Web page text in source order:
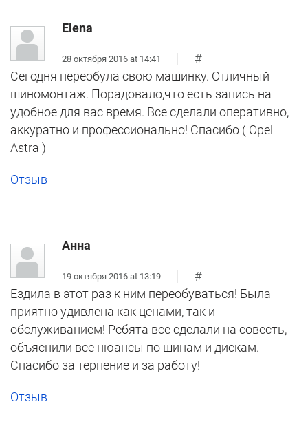
Elena
28 октября 2016 at 14:41
#
Сегодня переобула свою машинку. Отличный
шиномонтаж. Порадовало,что есть запись на
удобное для вас время. Все сделали оперативно,
аккуратно и профессионально! Спасибо ( Opel
Astra )
Отзыв
Анна
19 октября 2016 at 13:19
#
Ездила в этот раз к ним переобуваться! Была
приятно удивлена как ценами, так и
обслуживанием! Ребята все сделали на совесть,
объяснили все нюансы по шинам и дискам.
Спасибо за терпение и за работу!
Отзыв